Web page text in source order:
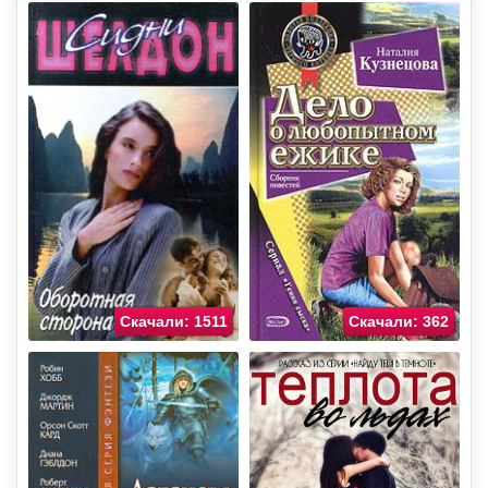
Скачали: 1511 Скачали: 362